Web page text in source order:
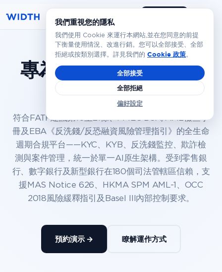
繁體
專為全球銀行打造的合
規平台
符合FATF建議第10至21條、FFIEC BSA/AML檢查手
冊及EBA《反洗錢/反恐融資風險管理指引》的全生命
週期合規平台——KYC、KYB、反洗錢監控、欺詐檢
測與案件管理，統一於單一AI原生架構。受到零售銀
行、數字銀行及新型銀行在180個司法管轄區信賴，支
援MAS Notice 626、HKMA SPM AML-1、OCC
2018風險緩釋指引及Basel III內部控制要求。
預約演示 → 瞭解運作方式
我們重視您的隱私
我們使用 Cookie 來運行本網站,並在您同意的前提
下衡量使用情況、改進行銷。您可以全部接受、全部
拒絕或按類別選擇。詳見我們的 Cookie 政策。
全部接受
全部拒絕
偏好設定